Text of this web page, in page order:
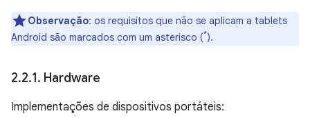
Observação: os requisitos que não se aplicam a tablets
Android são marcados com um asterisco (*).
2.2.1. Hardware
Implementações de dispositivos portáteis: